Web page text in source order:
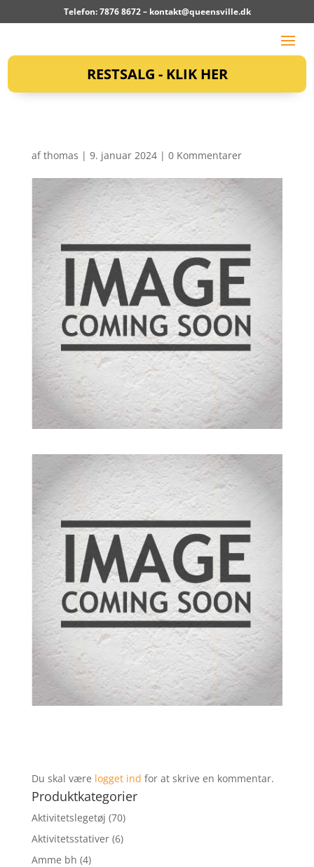
Telefon: 7876 8672 – kontakt@queensville.dk
RESTSALG - KLIK HER
afthomas | 9. januar 2024| 0 Kommentarer
Du skal være logget ind for at skrive en kommentar.
Produktkategorier
Aktivitetslegetøj (70)
Aktivitetsstativer (6)
Amme bh (4)